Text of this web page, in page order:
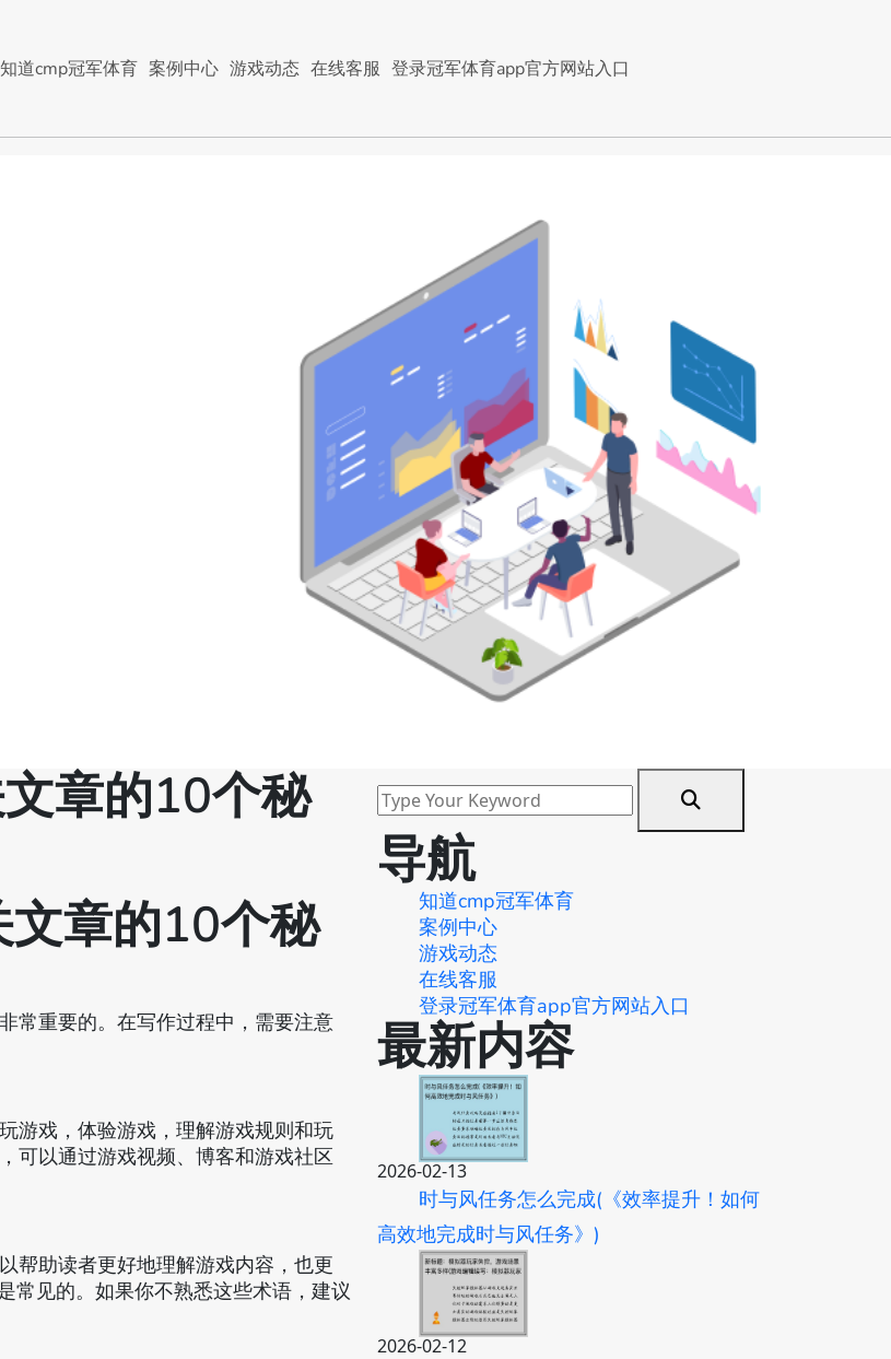
知道cmp冠军体育 案例中心 游戏动态 在线客服 登录冠军体育app官方网站入口
章的10个秘
章的10个秘
常重要的。在写作过程中，需要注意
游戏，体验游戏，理解游戏规则和玩
可以通过游戏视频、博客和游戏社区
帮助读者更好地理解游戏内容，也更
常见的。如果你不熟悉这些术语，建议
导航
知道cmp冠军体育
案例中心
游戏动态
在线客服
登录冠军体育app官方网站入口
最新内容
2026-02-13
时与风任务怎么完成(《效率提升！如何
高效地完成时与风任务》)
2026-02-12